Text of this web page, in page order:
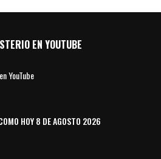
EN YOUTUBE
HOY 8 DE AGOSTO 2026